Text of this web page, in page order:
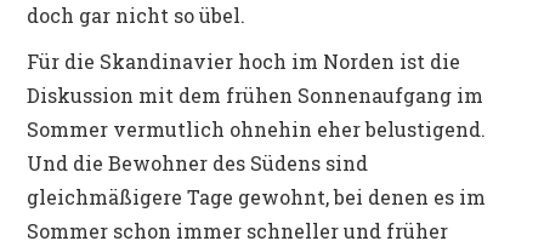
doch gar nicht so übel.
Für die Skandinavier hoch im Norden ist die
Diskussion mit dem frühen Sonnenaufgang im
Sommer vermutlich ohnehin eher belustigend.
Und die Bewohner des Südens sind
gleichmäßigere Tage gewohnt, bei denen es im
Sommer schon immer schneller und früher